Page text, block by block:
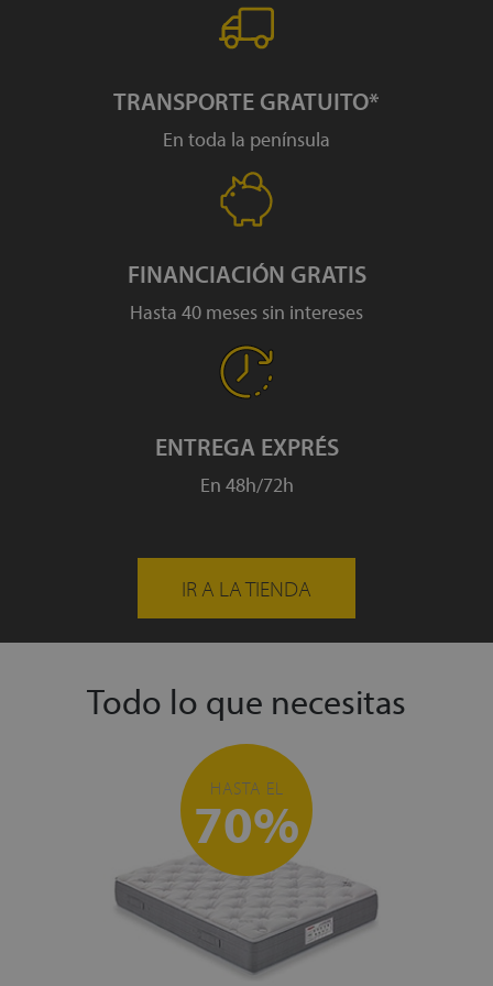
TRANSPORTE GRATUITO*
En toda la península
FINANCIACIÓN GRATIS
Hasta 40 meses sin intereses
ENTREGA EXPRÉS
En 48h/72h
IR A LA TIENDA
Todo lo que necesitas
HASTA EL
70%